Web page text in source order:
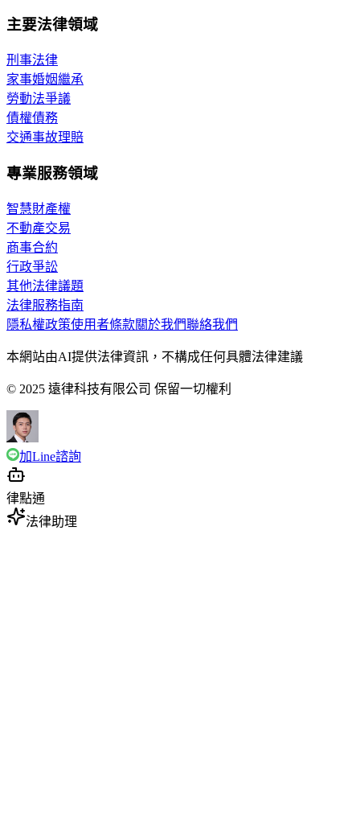
主要法律領域
刑事法律
家事婚姻繼承
勞動法爭議
債權債務
交通事故理賠
專業服務領域
智慧財產權
不動產交易
商事合約
行政爭訟
其他法律議題
法律服務指南
隱私權政策使用者條款關於我們聯絡我們
本網站由AI提供法律資訊，不構成任何具體法律建議
© 2025 遠律科技有限公司 保留一切權利
加Line諮詢
律點通
法律助理